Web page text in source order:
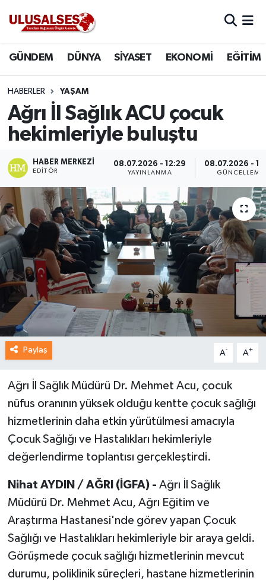
GÜNDEM DÜNYA SİYASET EKONOMİ EĞİTİM
HABERLER YAŞAM
Ağrı İl Sağlık ACU çocuk
hekimleriyle buluştu
HABER MERKEZI
EDITÖR
08.07.2026 - 12:29
YAYINLANMA
08.07.2026 -
GÜNCELLEME
Paylaş A- A+
Ağrı İl Sağlık Müdürü Dr. Mehmet Acu, çocuk
nüfus oranının yüksek olduğu kentte çocuk sağlığı
hizmetlerinin daha etkin yürütülmesi amacıyla
Çocuk Sağlığı ve Hastalıkları hekimleriyle
değerlendirme toplantısı gerçekleştirdi.
Nihat AYDIN / AĞRI (İGFA) - Ağrı İl Sağlık
Müdürü Dr. Mehmet Acu, Ağrı Eğitim ve
Araştırma Hastanesi'nde görev yapan Çocuk
Sağlığı ve Hastalıkları hekimleriyle bir araya geldi.
Görüşmede çocuk sağlığı hizmetlerinin mevcut
durumu, poliklinik süreçleri, hastane hizmetlerinin
DÜNYA
SİYASET
EKONOMİ
EĞİTİM
SAĞLIK
MAGAZİN
SPOR
Trafik Durumu
Süper Lig Puan Durumu ve Fikstür
Tüm Manşetler
Son Dakika Haberleri
Haber Arşivi